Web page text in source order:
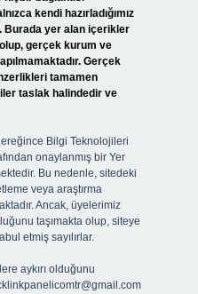
kendi hazırladığımız
Burada yer alan içerikler
gerçek kurum ve
Gerçek
tamamen
taslak halindedir ve
Bilgi Teknolojileri
onaylanmış bir Yer
Bu nedenle, sitedeki
veya araştırma
Ancak, üyelerimiz
taşımakta olup, siteye
etmiş sayılırlar.
aykırı olduğunu